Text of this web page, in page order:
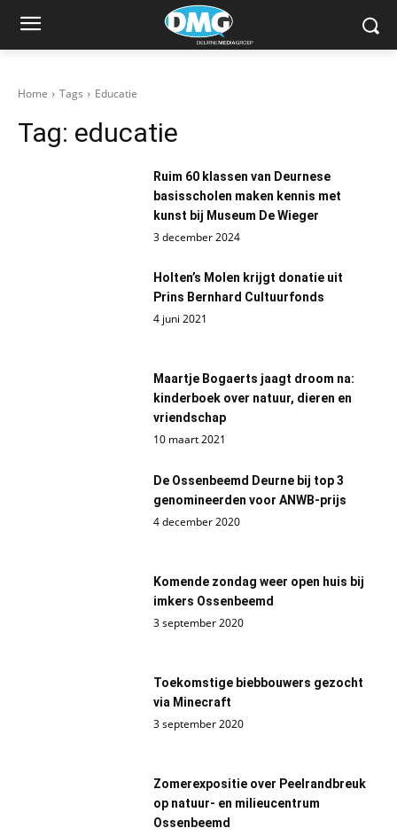
Home Tags Educatie
Tag: educatie
Ruim 60 klassen van Deurnese
basisscholen maken kennis met
kunst bij Museum De Wieger
3 december 2024
Holten’s Molen krijgt donatie uit
Prins Bernhard Cultuurfonds
4 juni 2021
Maartje Bogaerts jaagt droom na:
kinderboek over natuur, dieren en
vriendschap
10 maart 2021
De Ossenbeemd Deurne bij top 3
genomineerden voor ANWB-prijs
4 december 2020
Komende zondag weer open huis bij
imkers Ossenbeemd
3 september 2020
Toekomstige biebbouwers gezocht
via Minecraft
3 september 2020
Zomerexpositie over Peelrandbreuk
op natuur- en milieucentrum
Ossenbeemd